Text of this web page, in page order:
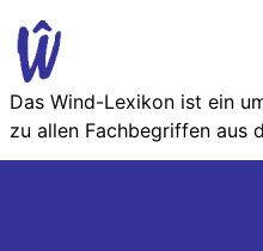
Das Wind-Lexikon ist ein
zu allen Fachbegriffen aus